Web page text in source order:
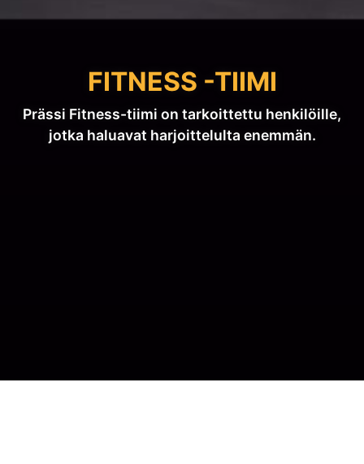
FITNESS -TIIMI
Prässi Fitness-tiimi on tarkoittettu henkilöille,
jotka haluavat harjoittelulta enemmän.